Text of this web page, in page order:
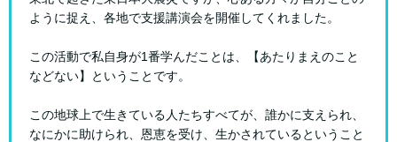
ように捉え、各地で支援講演会を開催してくれました。
この活動で私自身が1番学んだことは、【あたりまえのこと
などない】ということです。
この地球上で生きている人たちすべてが、誰かに支えられ、
なにかに助けられ、恩恵を受け、生かされているということ